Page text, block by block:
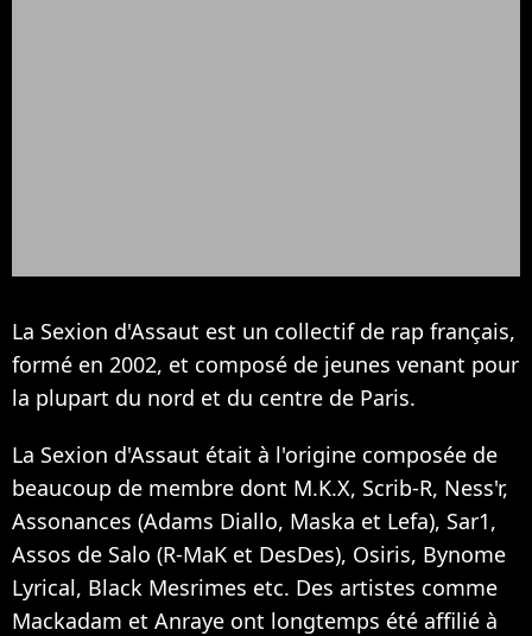
La Sexion d'Assaut est un collectif de rap français,
formé en 2002, et composé de jeunes venant pour
la plupart du nord et du centre de Paris.
La Sexion d'Assaut était à l'origine composée de
beaucoup de membre dont M.K.X, Scrib-R, Ness'r,
Assonances (Adams Diallo, Maska et Lefa), Sar1,
Assos de Salo (R-MaK et DesDes), Osiris, Bynome
Lyrical, Black Mesrimes etc. Des artistes comme
Mackadam et Anraye ont longtemps été affilié à